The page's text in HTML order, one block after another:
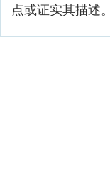
点或证实其描述。